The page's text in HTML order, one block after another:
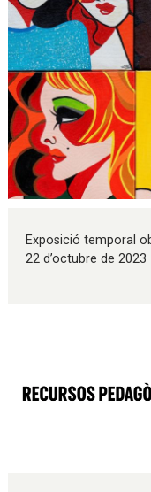
Exposició temporal
22 d’octubre de 2023